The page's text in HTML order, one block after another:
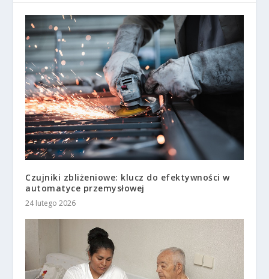
Czujniki zbliżeniowe: klucz do efektywności w
automatyce przemysłowej
24 lutego 2026